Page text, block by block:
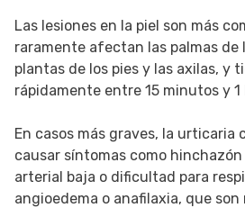
Las lesiones en la piel son más
raramente afectan las palmas de
plantas de los pies y las axilas, y
rápidamente entre 15 minutos y 1
En casos más graves, la urticaria
causar síntomas como
arterial baja o dificultad para
angioedema o anafilaxia, que